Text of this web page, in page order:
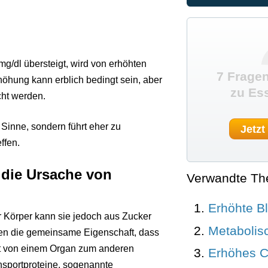
dl übersteigt, wird von erhöhten
kann erblich bedingt sein, aber
werden.
sondern führt eher zu
Ursache von
kann sie jedoch aus Zucker
die gemeinsame Eigenschaft, dass
einem Organ zum anderen
sogenannte
7
zu
Jetzt
Verwandte
Erhöhte
Erhöhes